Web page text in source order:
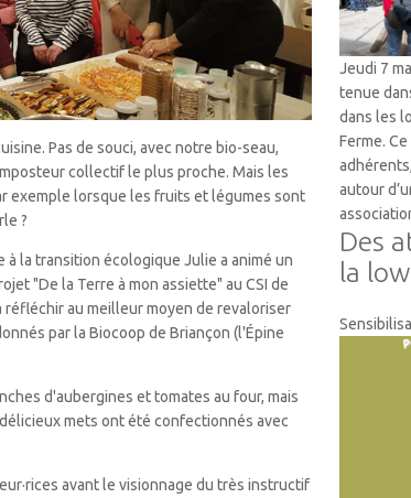
Pas de souci, avec notre bio-seau,
collectif le plus proche. Mais les
exemple lorsque les fruits et légumes sont
?
la transition écologique Julie a animé un
"De la Terre à mon assiette" au CSI de
au meilleur moyen de revaloriser
par la Biocoop de Briançon (l'Épine
d'aubergines et tomates au four, mais
mets ont été confectionnés avec
avant le visionnage du très instructif
Jeudi 7
tenue
dans les
Ferme.
autour
Des
la